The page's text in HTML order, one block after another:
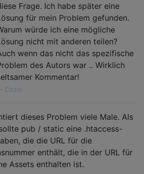
Frage. Ich habe später eine
für mein Problem gefunden.
würde ich eine mögliche
nicht mit anderen teilen?
wenn das nicht das spezifische
des Autors war .. Wirklich
Kommentar!
Ozzie
dieses Problem viele Male. Als
pub / static eine .htaccess-
die die URL für die
enthält, die in der URL für
Assets enthalten ist.